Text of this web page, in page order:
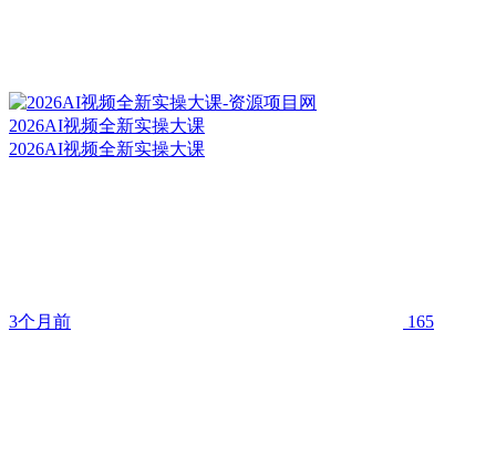
2026AI视频全新实操大课
2026AI视频全新实操大课
3个月前 165